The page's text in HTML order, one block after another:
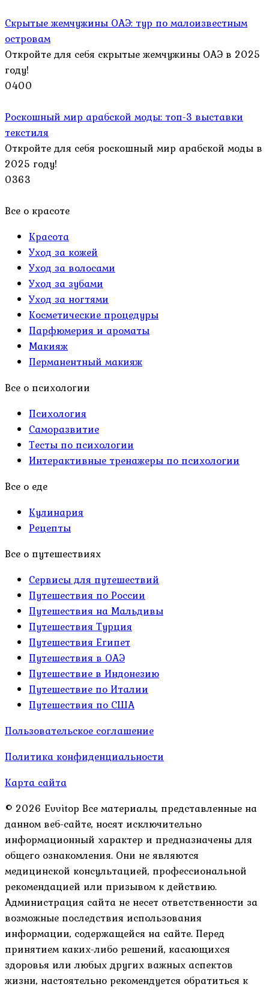
Скрытые жемчужины ОАЭ: тур по малоизвестным
островам
Откройте для себя скрытые жемчужины ОАЭ в 2025
году!
0400
Роскошный мир арабской моды: топ-3 выставки
текстиля
Откройте для себя роскошный мир арабской моды в
2025 году!
0363
Все о красоте
Красота
Уход за кожей
Уход за волосами
Уход за зубами
Уход за ногтями
Косметические процедуры
Парфюмерия и ароматы
Макияж
Перманентный макияж
Все о психологии
Психология
Саморазвитие
Тесты по психологии
Интерактивные тренажеры по психологии
Все о еде
Кулинария
Рецепты
Все о путешествиях
Сервисы для путешествий
Путешествия по России
Путешествия на Мальдивы
Путешествия Турция
Путешествия Египет
Путешествия в ОАЭ
Путешествие в Индонезию
Путешествие по Италии
Путешествия по США
Пользовательское соглашение
Политика конфиденциальности
Карта сайта
© 2026 Evvitop Все материалы, представленные на
данном веб-сайте, носят исключительно
информационный характер и предназначены для
общего ознакомления. Они не являются
медицинской консультацией, профессиональной
рекомендацией или призывом к действию.
Администрация сайта не несет ответственности за
возможные последствия использования
информации, содержащейся на сайте. Перед
принятием каких-либо решений, касающихся
здоровья или любых других важных аспектов
жизни, настоятельно рекомендуется обратиться к